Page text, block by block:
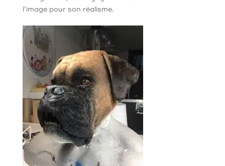
l’image pour son réalisme.